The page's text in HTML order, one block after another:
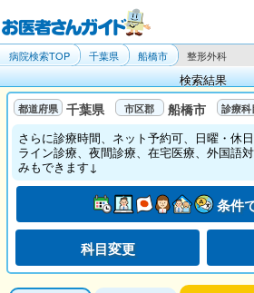
病院検索TOP 千葉県 船橋市 整形外科
検索結果
千葉県 船橋市
さらに診療時間、ネット予約可、日曜・休
ライン診療、夜間診療、在宅医療、外国語
みもできます↓
条件
科目変更